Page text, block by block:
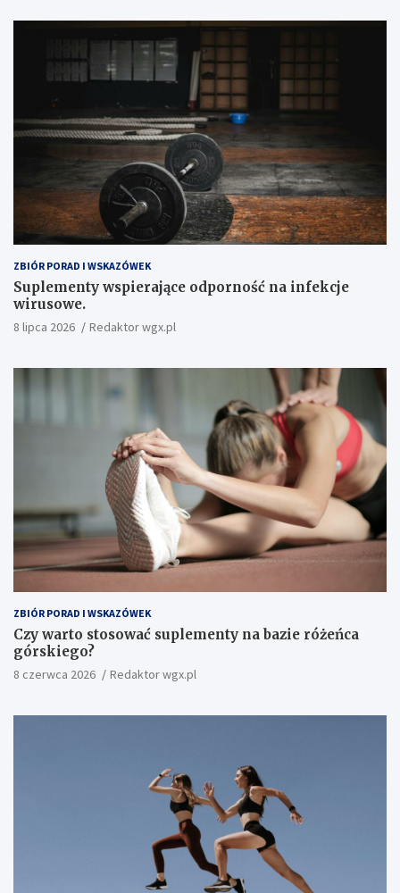
ZBIÓR PORAD I WSKAZÓWEK
Suplementy wspierające odporność na infekcje
wirusowe.
8 lipca 2026 Redaktor wgx.pl
ZBIÓR PORAD I WSKAZÓWEK
Czy warto stosować suplementy na bazie różeńca
górskiego?
8 czerwca 2026 Redaktor wgx.pl